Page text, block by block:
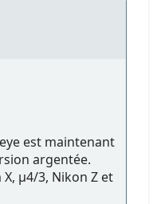
est maintenant
argentée.
µ4/3, Nikon Z et